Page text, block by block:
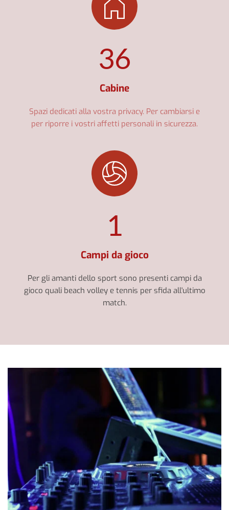
36
Cabine
Spazi dedicati alla vostra privacy. Per cambiarsi e
per riporre i vostri affetti personali in sicurezza.
1
Campi da gioco
Per gli amanti dello sport sono presenti campi da
gioco quali beach volley e tennis per sfida all'ultimo
match.